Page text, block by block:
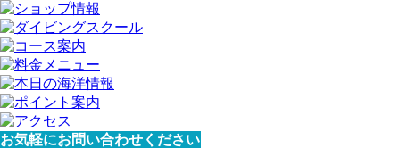
お気軽にお問い合わせください